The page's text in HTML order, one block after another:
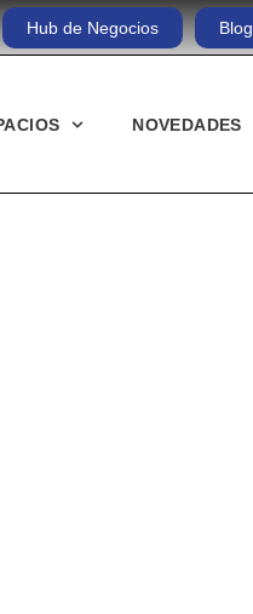
Hub de Negocios Blog
NOVEDADES